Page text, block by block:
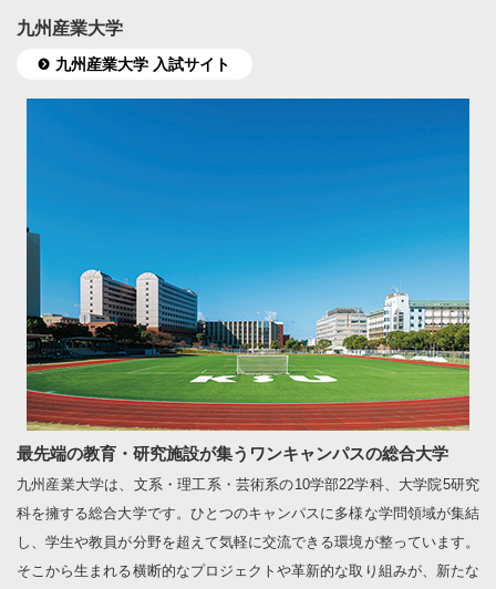
九州産業大学
九州産業大学 入試サイト
最先端の教育・研究施設が集うワンキャンパスの総合大学
九州産業大学は、文系・理工系・芸術系の10学部22学科、大学院5研究
科を擁する総合大学です。ひとつのキャンパスに多様な学問領域が集結
し、学生や教員が分野を超えて気軽に交流できる環境が整っています。
そこから生まれる横断的なプロジェクトや革新的な取り組みが、新たな